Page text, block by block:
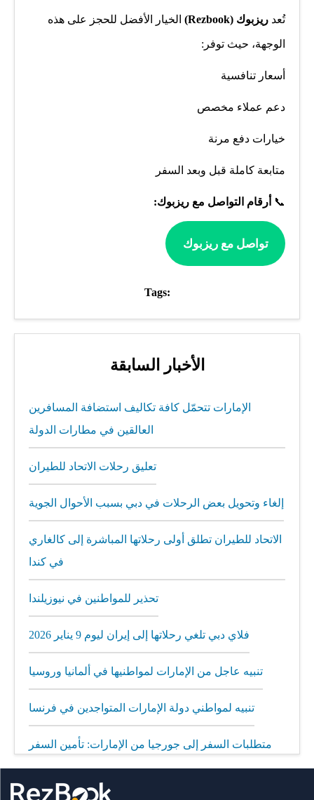
تُعد ريزبوك (Rezbook) الخيار الأفضل للحجز على هذه
الوجهة، حيث توفر:
أسعار تنافسية
دعم عملاء مخصص
خيارات دفع مرنة
متابعة كاملة قبل وبعد السفر
📞 أرقام التواصل مع ريزبوك:
تواصل مع ريزبوك
Tags:
الأخبار السابقة
الإمارات تتحمّل كافة تكاليف استضافة المسافرين
العالقين في مطارات الدولة
تعليق رحلات الاتحاد للطيران
إلغاء وتحويل بعض الرحلات في دبي بسبب الأحوال الجوية
الاتحاد للطيران تطلق أولى رحلاتها المباشرة إلى كالغاري
في كندا
تحذير للمواطنين في نيوزيلندا
فلاي دبي تلغي رحلاتها إلى إيران ليوم 9 يناير 2026
تنبيه عاجل من الإمارات لمواطنيها في ألمانيا وروسيا
تنبيه لمواطني دولة الإمارات المتواجدين في فرنسا
متطلبات السفر إلى جورجيا من الإمارات: تأمين السفر
إلزامي